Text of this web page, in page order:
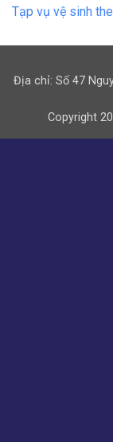
Tạp vụ vệ sinh
Địa chỉ: Số 47
Copyright